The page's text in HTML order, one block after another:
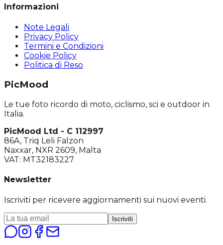
Informazioni
Note Legali
Privacy Policy
Termini e Condizioni
Cookie Policy
Politica di Reso
PicMood
Le tue foto ricordo di moto, ciclismo, sci e outdoor in
Italia.
PicMood Ltd - C 112997
86A, Triq Leli Falzon
Naxxar, NXR 2609, Malta
VAT: MT32183227
Newsletter
Iscriviti per ricevere aggiornamenti sui nuovi eventi.
Iscriviti